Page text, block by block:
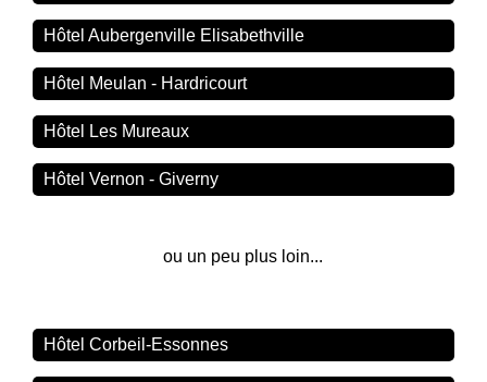
Hôtel Aubergenville Elisabethville
Hôtel Meulan - Hardricourt
Hôtel Les Mureaux
Hôtel Vernon - Giverny
ou un peu plus loin...
Hôtel Corbeil-Essonnes